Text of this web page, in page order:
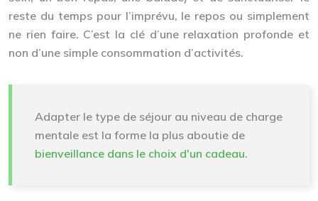
reste du temps pour l’imprévu, le repos ou simplement
ne rien faire. C’est la clé d’une relaxation profonde et
non d’une simple consommation d’activités.
Adapter le type de séjour au niveau de charge
mentale est la forme la plus aboutie de
bienveillance dans le choix d'un cadeau.